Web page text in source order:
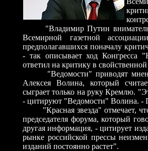
"Владимир Путин внимательно
Всемирной газетной
предполагавшихся поначалу
- так описывает ход Конгресса
ответил на критику в
"Ведомости" приводят мнение
Алексея Волина, который
сыграет только на руку Кремлю.
- цитируют "Ведомости" Волина. -
"Красная звезда" отмечает, что
председателя форума, который
другая информация, - цитирует
рынке российской прессы
изданий постоянно растет".